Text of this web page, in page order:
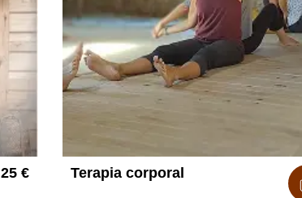
25€ Terapia corporal